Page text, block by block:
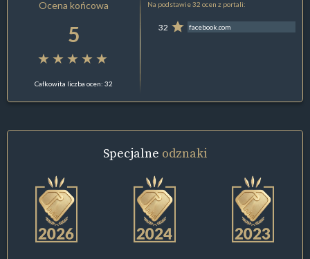
Ocena końcowa
5
Całkowita liczba ocen: 32
Na podstawie 32 ocen z portali:
32 facebook.com
Specjalne odznaki